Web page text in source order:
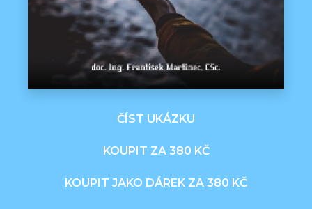
ČÍST UKÁZKU
KOUPIT ZA 380 KČ
KOUPIT JAKO DÁREK ZA 380 KČ